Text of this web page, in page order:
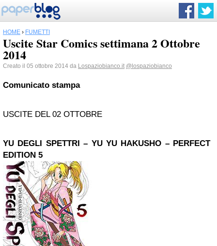
HOME › FUMETTI
Uscite Star Comics settimana 2 Ottobre
2014
Creato il 05 ottobre 2014 da Lospaziobianco.it @lospaziobianco
Comunicato stampa
USCITE DEL 02 OTTOBRE
YU DEGLI SPETTRI – YU YU HAKUSHO – PERFECT
EDITION 5